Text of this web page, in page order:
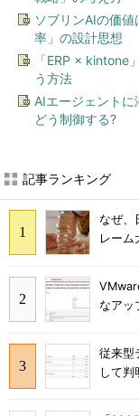
ソブリンAIの価
率」の設計思想
「ERP × kintone
う方法
AIエージェントに
どう制御する?
記事ランキング
なぜ、
レーム
なアッ
従来型
して